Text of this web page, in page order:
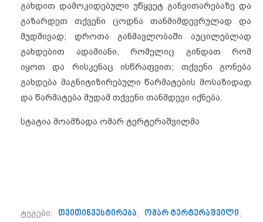
გახდით დამოკიდებული უწყვეტ განვითარებაზე და
გაზარდეთ თქვენი ცოდნა თანმიმდევრულად და
მუდმივად; დროთა განმავლობაში აუცილებლად
გახდებით ადამიანი, რომელიც გინდათ რომ
იყოთ და რისკენაც ისწრაფვით; თქვენი გონება
გახდება მაგნიტიზირებული წარმატების მოსაზიდად
და წარმატება მუდამ თქვენი თანმდევი იქნება.
სტატია მოამზადა ომარ ტერტერაშვილმა
ტეგები: თვითინვესტირება, ომარ ტერტერაშვილი,